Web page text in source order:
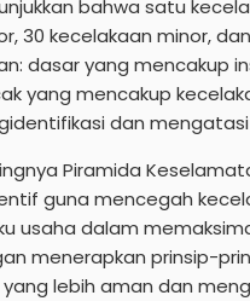
bahwa satu
30 kecelakaan minor,
dasar yang mencakup
yang mencakup
dan
Piramida
guna mencegah
usaha dalam
menerapkan prinsip-
yang lebih aman dan